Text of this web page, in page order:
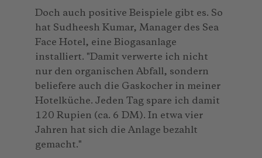
Doch auch positive Beispiele gibt es. So
hat Sudheesh Kumar, Manager des Sea
Face Hotel, eine Biogasanlage
installiert. "Damit verwerte ich nicht
nur den organischen Abfall, sondern
beliefere auch die Gaskocher in meiner
Hotelküche. Jeden Tag spare ich damit
120 Rupien (ca. 6 DM). In etwa vier
Jahren hat sich die Anlage bezahlt
gemacht."